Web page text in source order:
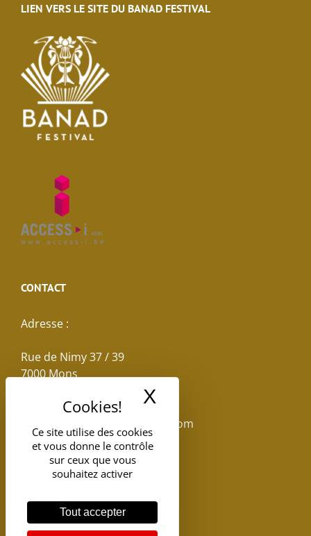
Ce site utilise des cookies
et vous donne le contrôle
sur ceux que vous
souhaitez activer
Tout accepter
X
LIEN VERS LE SITE DU BANAD FESTIVAL
CONTACT
Adresse :
Rue de Nimy 37 / 39
7000 Mons
reservations.losseau@gmail.com
Tel: +32(0)65.398.880